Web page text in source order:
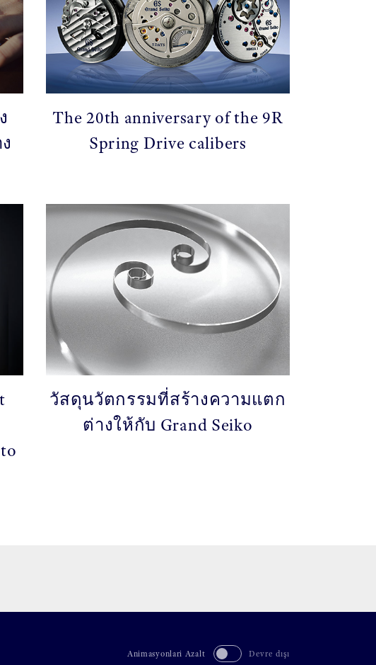
The 20th anniversary of the 9R
Spring Drive calibers
วัสดุนวัตกรรมที่สร้างความแตก
ต่างให้กับ Grand Seiko
Animasyonlari Azalt Devre dışı